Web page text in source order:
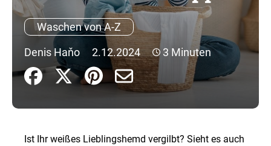
Waschen von A-Z
Denis Haňo
2.12.2024 3 Minuten
Ist Ihr weißes Lieblingshemd vergilbt? Sieht es auch
SUCHEN
i